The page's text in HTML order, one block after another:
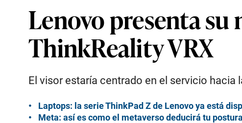
Lenovo presenta
ThinkReality VRX
El visor estaría centrado en el servicio
Laptops: la serie ThinkPad Z de Lenovo ya está
Meta: así es como el metaverso deducirá tu